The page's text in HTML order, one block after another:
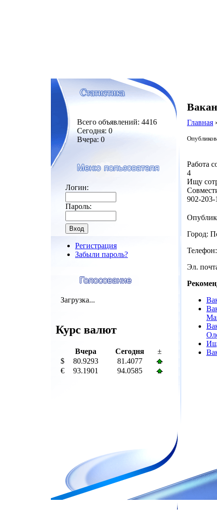
Всего объявлений: 4416
Сегодня: 0
Вчера: 0
Логин:
Пароль:
Регистрация
Забыли пароль?
Загрузка...
Курс валют
Вчера Сегодня
±
$
80.9293
81.4077
€
93.1901 94.0585
Главная
Работа
4
Ищу
902-203-
Город:
Эл.